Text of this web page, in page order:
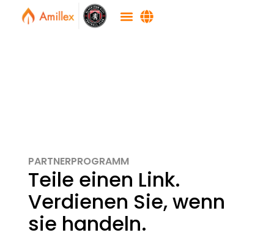
PARTNERPROGRAMM
Teile einen Link.
Verdienen Sie, wenn
sie handeln.